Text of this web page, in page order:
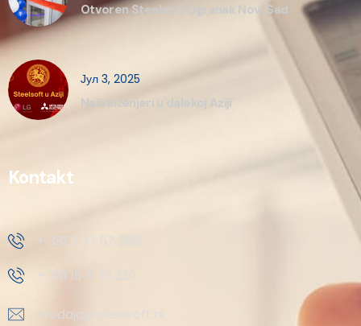
Otvoren Steelsoft Ogranak Novi Sad
Јул 3, 2025
Naši inženjeri u dalekoj Aziji
Kontakt
+ 381 11 37 57 555
+ 381 18 41 51 230
prodaja@steelsoft.rs